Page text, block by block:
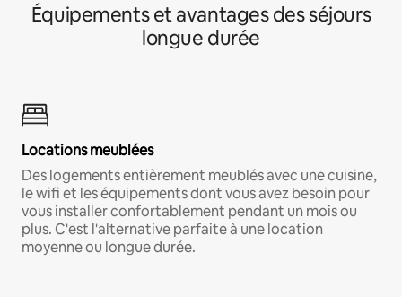
Équipements et avantages des séjours
longue durée
Locations meublées
Des logements entièrement meublés avec une cuisine,
le wifi et les équipements dont vous avez besoin pour
vous installer confortablement pendant un mois ou
plus. C'est l'alternative parfaite à une location
moyenne ou longue durée.